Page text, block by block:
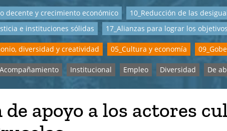
decente y crecimiento económico 10_Reducción de las
e instituciones sólidas
17_Alianzas para lograr los objetivos
diversidad y creatividad 05_Cultura y economía
Acompañamiento Institucional Empleo Diversidad De
de apoyo a los actores